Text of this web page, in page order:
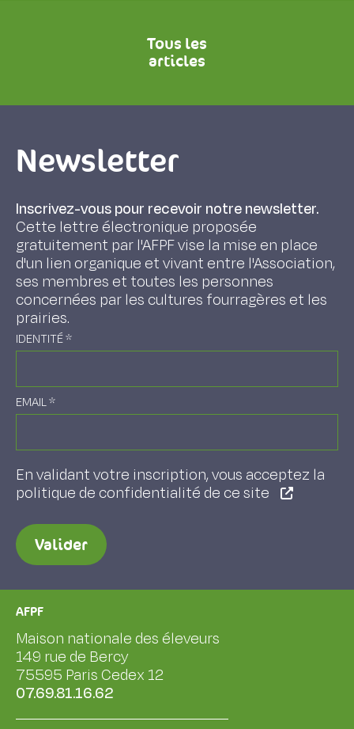
Tous les
articles
Newsletter
Inscrivez-vous pour recevoir notre newsletter.
Cette lettre électronique proposée
gratuitement par l'AFPF vise la mise en place
d'un lien organique et vivant entre l'Association,
ses membres et toutes les personnes
concernées par les cultures fourragères et les
prairies.
IDENTITÉ*
EMAIL*
En validant votre inscription, vous acceptez la
politique de confidentialité de ce site
Valider
AFPF
Maison nationale des éleveurs
149 rue de Bercy
75595 Paris Cedex 12
07.69.81.16.62